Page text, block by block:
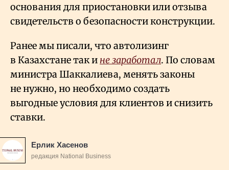
основания для приостановки или отзыва
свидетельств о безопасности конструкции.
Ранее мы писали, что автолизинг
в Казахстане так и не заработал. По словам
министра Шаккалиева, менять законы
не нужно, но необходимо создать
выгодные условия для клиентов и снизить
ставки.
Ерлик Хасенов
редакция National Business